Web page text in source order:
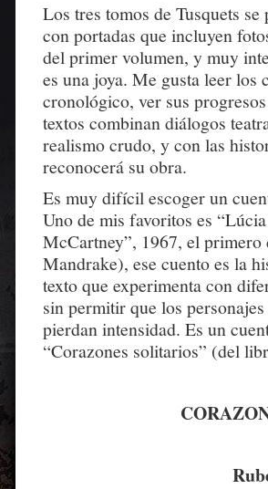
Los tres tomos de Tusquets
con portadas que incluyen
del primer volumen, y muy
es una joya. Me gusta leer los
cronológico, ver sus
textos combinan diálogos
realismo crudo, y con las
reconocerá su obra.
Es muy difícil escoger un
Uno de mis favoritos es
McCartney”, 1967, el primero
Mandrake), ese cuento es la
texto que experimenta con
sin permitir que los
pierdan intensidad. Es un
“Corazones solitarios” (del